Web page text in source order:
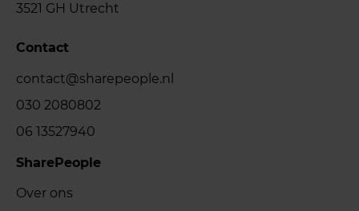
3521 GH Utrecht
Contact
contact@sharepeople.nl
030 2080802
06 13527940
SharePeople
Over ons